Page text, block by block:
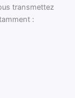
transmettez
: